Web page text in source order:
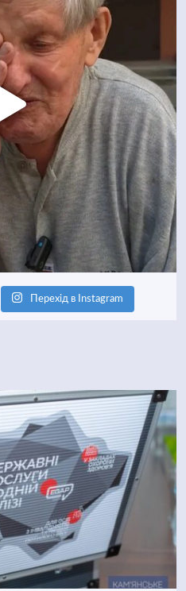
Перехід в Instagram